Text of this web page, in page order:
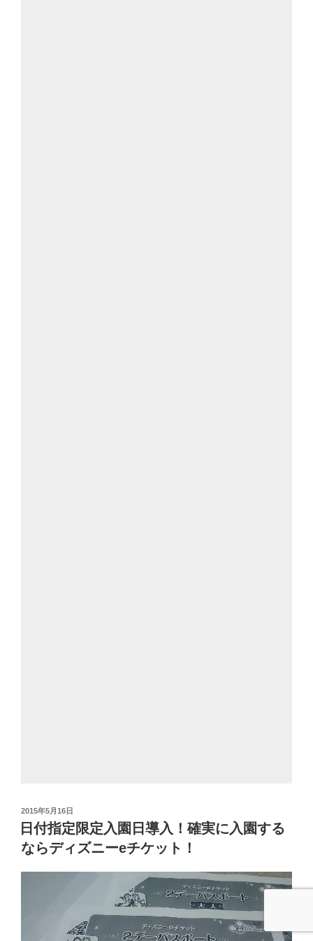
投
稿
日:
2015年5月16日
日付指定限定入園日導入！確実に入園する
ならディズニーeチケット！